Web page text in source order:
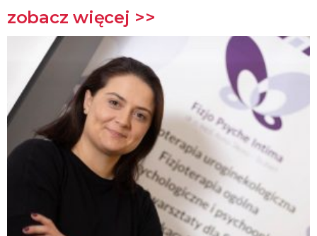
zobacz więcej >>